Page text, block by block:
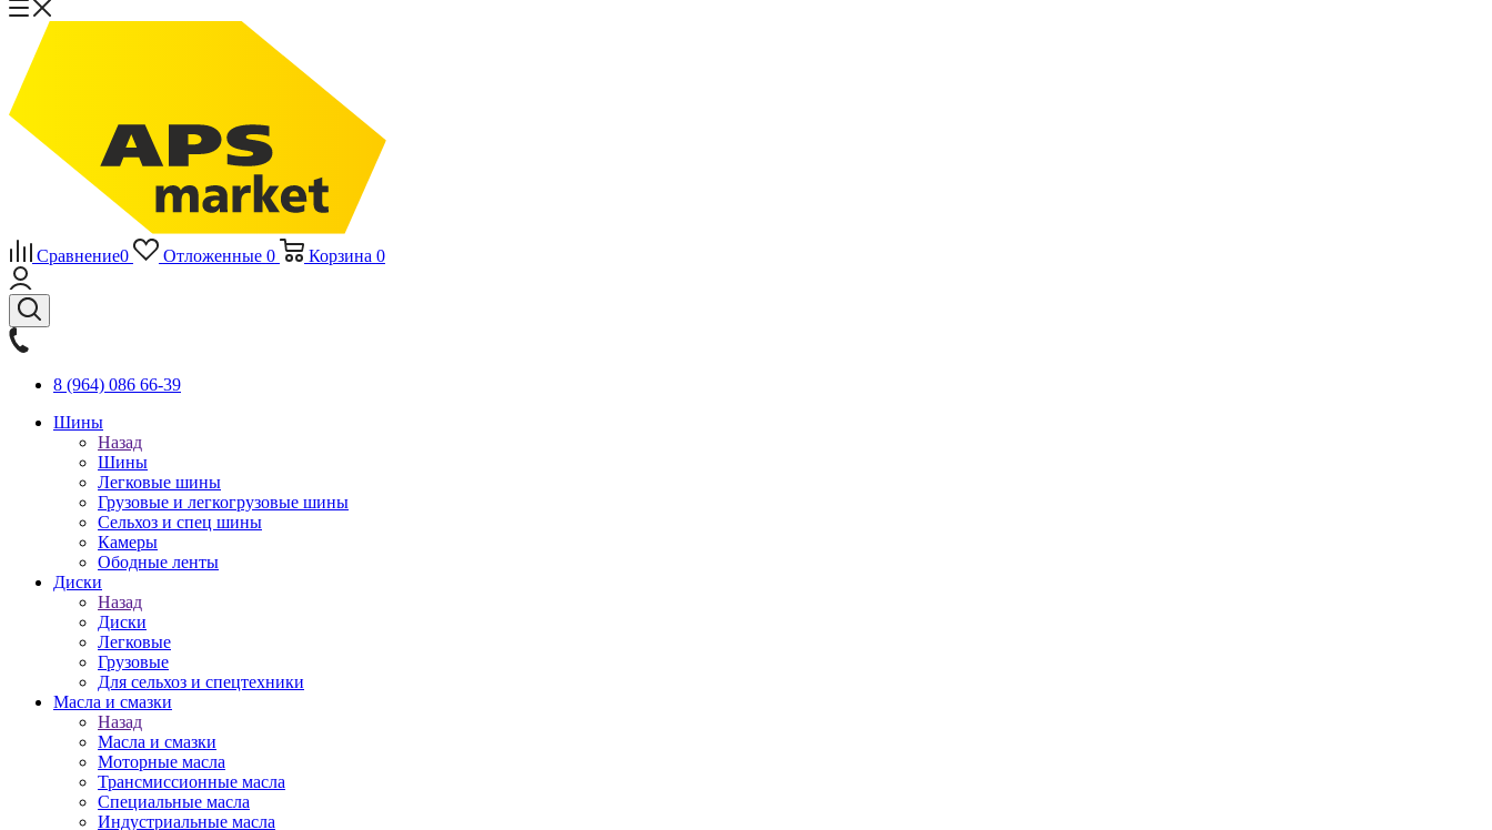
Сравнение0 Отложенные 0 Корзина 0
8 (964) 086 66-39
Шины
Назад
Шины
Легковые шины
Грузовые и легкогрузовые шины
Сельхоз и спец шины
Камеры
Ободные ленты
Диски
Назад
Диски
Легковые
Грузовые
Для сельхоз и спецтехники
Масла и смазки
Назад
Масла и смазки
Моторные масла
Трансмиссионные масла
Специальные масла
Индустриальные масла